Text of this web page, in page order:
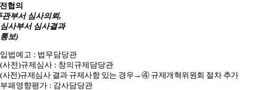
협의
관부서 심사의뢰,
심사부서 심사결과
통보)
입법예고 : 법무담당관
(사전)규제심사 : 창의규제담당관
(사전)규제심사 결과 규제사항 있는 경우→④ 규제개혁위원회 절차 추가
부패영향평가 : 감사담당관